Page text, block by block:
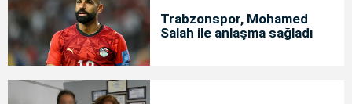
Trabzonspor, Mohamed
Salah ile anlaşma sağladı